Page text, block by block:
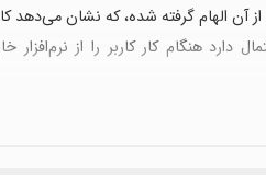
آن الهام گرفته شده، که نشان می‌دهد
دارد هنگام کار کاربر را از
به درستی یا بعضی ابزار متنی کار